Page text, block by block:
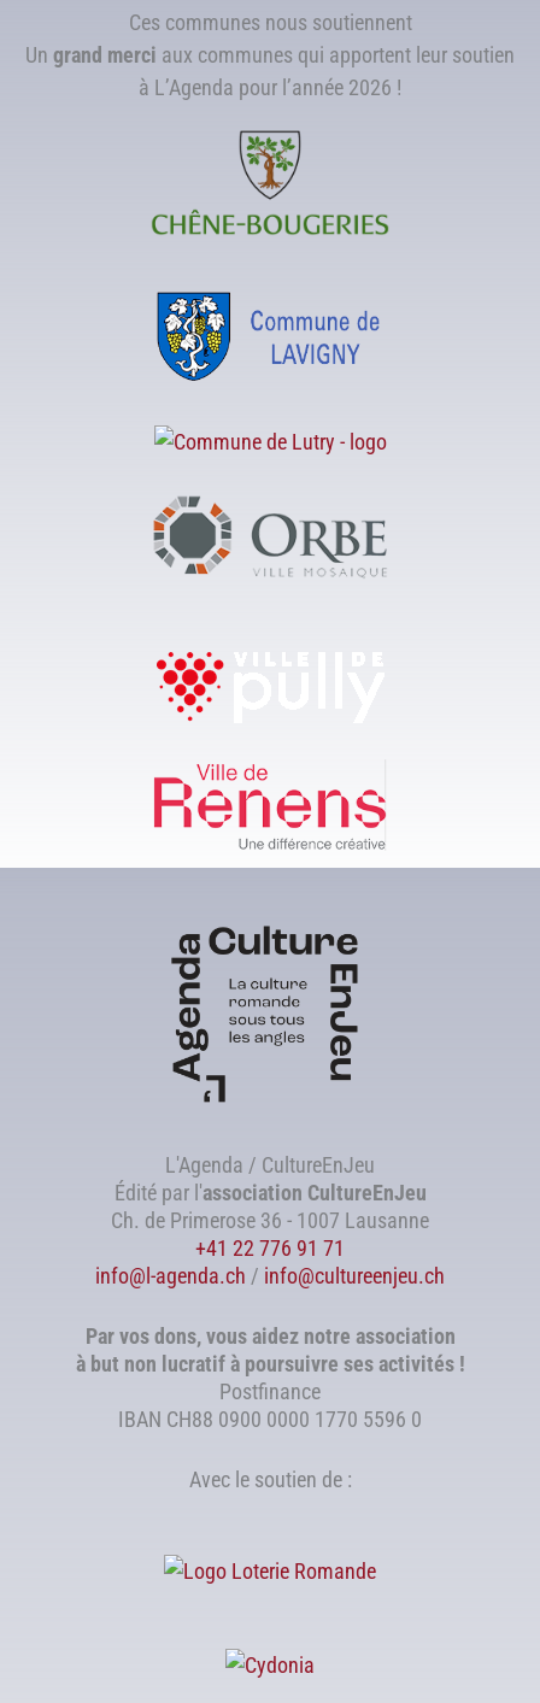
Ces communes nous soutiennent
Un grand merci aux communes qui apportent leur soutien
à L’Agenda pour l’année 2026 !
L'Agenda / CultureEnJeu
Édité par l'association CultureEnJeu
Ch. de Primerose 36 - 1007 Lausanne
+41 22 776 91 71
info@l-agenda.ch / info@cultureenjeu.ch
Par vos dons, vous aidez notre association
à but non lucratif à poursuivre ses activités !
Postfinance
IBAN CH88 0900 0000 1770 5596 0
Avec le soutien de :